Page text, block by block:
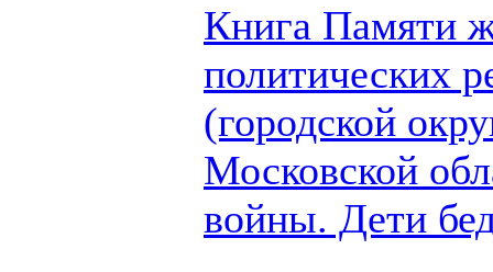
Книга Памяти
политических
(городской
Московской
войны. Дети